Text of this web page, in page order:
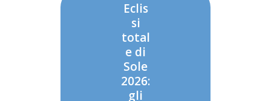
Eclis
si
total
e di
Sole
2026:
gli